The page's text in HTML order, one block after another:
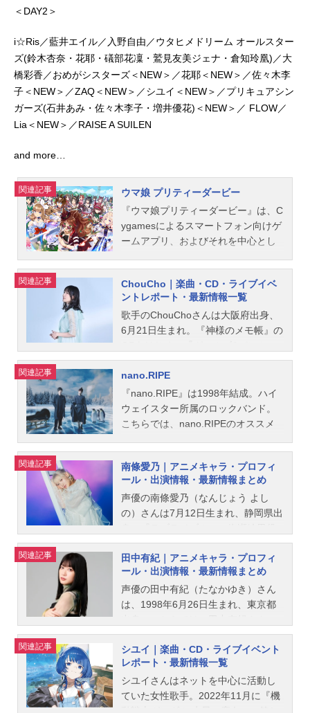
＜DAY2＞
i☆Ris／藍井エイル／入野自由／ウタヒメドリーム オールスター
ズ(鈴木杏奈・花耶・礒部花凜・鷲見友美ジェナ・倉知玲凰)／大
橋彩香／おめがシスターズ＜NEW＞／花耶＜NEW＞／佐々木李
子＜NEW＞／ZAQ＜NEW＞／シユイ＜NEW＞／プリキュアシン
ガーズ(石井あみ・佐々木李子・増井優花)＜NEW＞／ FLOW／
Lia＜NEW＞／RAISE A SUILEN
and more…
関連記事
ウマ娘 プリティーダービー
『ウマ娘プリティーダービー』は、C
ygamesによるスマートフォン向けゲ
ームアプリ、およびそれを中心とし
ちらでは、『ウマ娘プリティーダー
ビー』のキャスト声優、スタッフ、
オススメ記事をご紹介！
関連記事
ChouCho｜楽曲・CD・ライブイベ
ントレポート・最新情報一覧
歌手のChouChoさんは大阪府出身、
6月21日生まれ。『神様のメモ帳』の
ー』のOPなど多数のアニメ楽曲を担
当。こちらでは、ChouChoのオスス
メ記事、音楽情報、関連動画をご紹
介！
関連記事
nano.RIPE
『nano.RIPE』は1998年結成。ハイ
ウェイスター所属のロックバンド。
こちらでは、nano.RIPEのオススメ
介！
関連記事
南條愛乃｜アニメキャラ・プロフィ
ール・出演情報・最新情報まとめ
声優の南條愛乃（なんじょう よし
の）さんは7月12日生まれ、静岡県出
をはじめ、『戦姫絶唱シンフォギ
ア』の月読調役など、人気作品のキ
ャラクターを演じています。こちら
では、南條愛乃さんのオススメ記事
をご紹介！
関連記事
田中有紀｜アニメキャラ・プロフィ
ール・出演情報・最新情報まとめ
声優の田中有紀（たなかゆき）さん
は、1998年6月26日生まれ、東京都
プロフィールと関連記事を紹介しま
す。
関連記事
シユイ｜楽曲・CD・ライブイベント
レポート・最新情報一覧
シユイさんはネットを中心に活動し
ていた女性歌手。2022年11月に『機